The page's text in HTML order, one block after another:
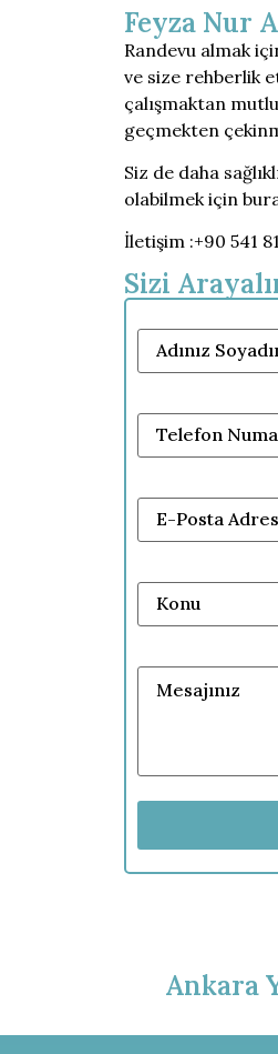
Feyza Nur
Randevu almak
ve size rehberlik
çalışmaktan
geçmekten
Siz de daha
olabilmek için
İletişim :+90 541
Sizi
Ankara